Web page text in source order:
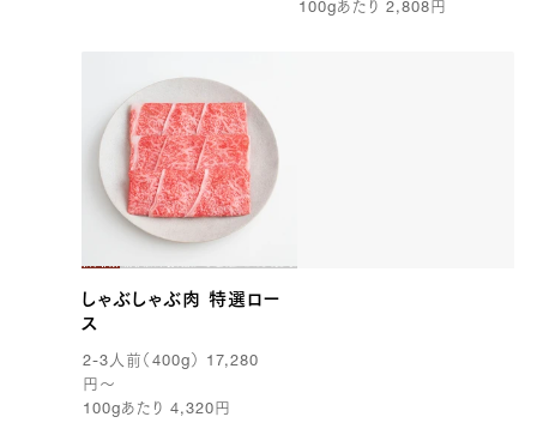
100g あたり2,808 円
しゃぶしゃぶ肉 特選ロー
ス
2-3人前（ 400g）
17,280
円 〜
100gあたり 4,320 円